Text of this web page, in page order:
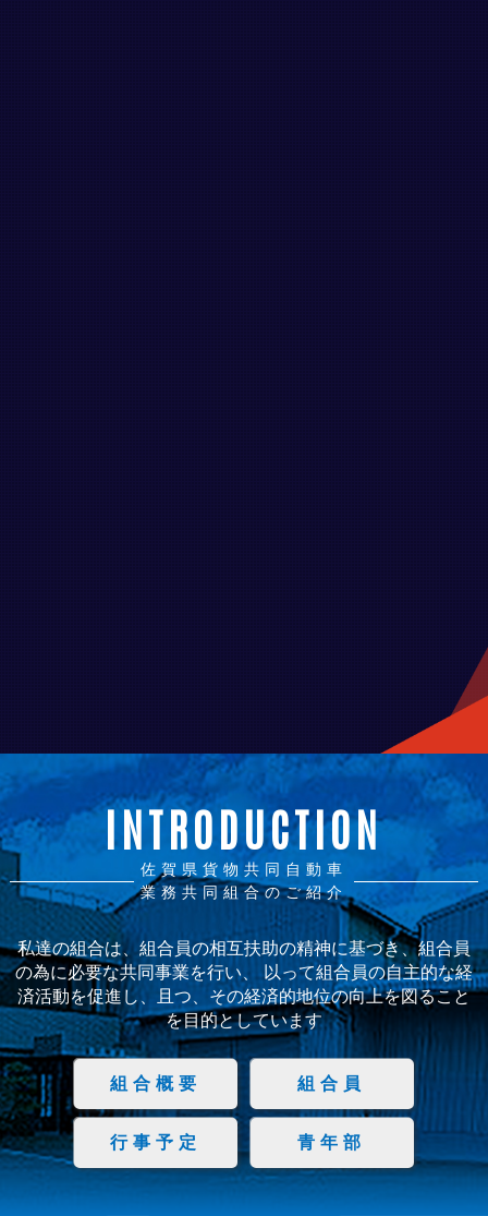
INTRODUCTION
佐賀県貨物共同自動車
業務共同組合のご紹介
私達の組合は、組合員の相互扶助の精神に基づき、組合員
の為に必要な共同事業を行い、
以って組合員の自主的な経
済活動を促進し、且つ、その経済的地位の向上を図ること
を目的としています
組合概要 組合員
行事予定 青年部